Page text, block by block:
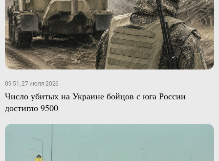
09:51, 27 июля 2026
Число убитых на Украине бойцов с юга России
достигло 9500